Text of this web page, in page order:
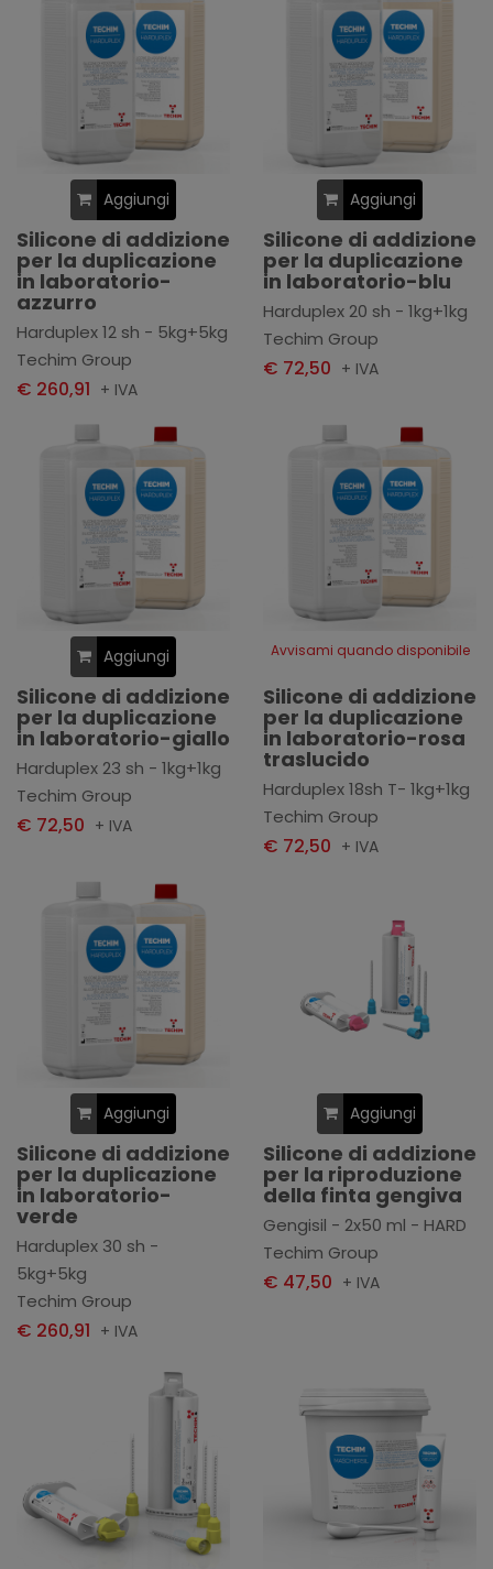
Aggiungi
Silicone di addizione
per la duplicazione
in laboratorio-
azzurro
Harduplex 12 sh - 5kg+5kg
Techim Group
€ 260,91 + IVA
Aggiungi
Silicone di addizione
per la duplicazione
in laboratorio-blu
Harduplex 20 sh - 1kg+1kg
Techim Group
€ 72,50 + IVA
Aggiungi
Silicone di addizione
per la duplicazione
in laboratorio-giallo
Harduplex 23 sh - 1kg+1kg
Techim Group
€ 72,50 + IVA
Avvisami quando disponibile
Silicone di addizione
per la duplicazione
in laboratorio-rosa
traslucido
Harduplex 18sh T- 1kg+1kg
Techim Group
€ 72,50 + IVA
Aggiungi
Silicone di addizione
per la duplicazione
in laboratorio-
verde
Harduplex 30 sh -
5kg+5kg
Techim Group
€ 260,91 + IVA
Aggiungi
Silicone di addizione
per la riproduzione
della finta gengiva
Gengisil - 2x50 ml - HARD
Techim Group
€ 47,50 + IVA